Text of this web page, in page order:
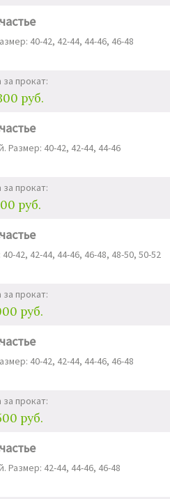
40-42, 42-44, 44-46, 46-48
за прокат:
руб.
Размер: 40-42, 42-44, 44-46
за прокат:
руб.
42, 42-44, 44-46, 46-48, 48-50, 50-52
за прокат:
руб.
40-42, 42-44, 44-46, 46-48
за прокат:
руб.
Размер: 42-44, 44-46, 46-48